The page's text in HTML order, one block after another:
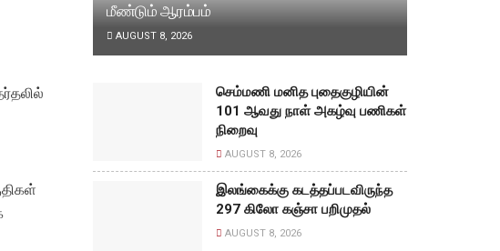
மீண்டும் ஆரம்பம்
AUGUST 8, 2026
செம்மணி மனித புதைகுழியின்
101 ஆவது நாள் அகழ்வு பணிகள்
நிறைவு
AUGUST 8, 2026
இலங்கைக்கு கடத்தப்படவிருந்த
297 கிலோ கஞ்சா பறிமுதல்
AUGUST 8, 2026